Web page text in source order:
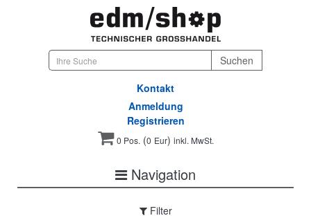
Kontakt
Anmeldung
Registrieren
0 Pos.(0 Eur) inkl. MwSt.
Navigation
Filter